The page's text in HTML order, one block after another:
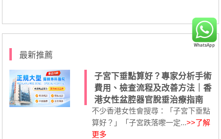
最新推薦
子宮下垂點算好？專家分析手術
費用、檢查流程及改善方法｜香
港女性盆腔器官脫垂治療指南
不少香港女性會搜尋：「子宮下垂點
算好？」「子宮跌落嚟一定...>>了解
更多